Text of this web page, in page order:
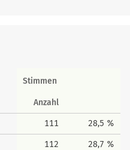
Stimmen
Anzahl
111 28,5 %
112 28,7 %